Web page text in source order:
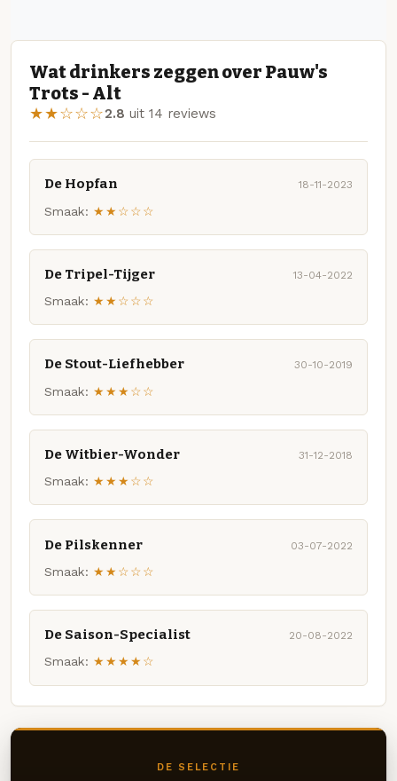
Wat drinkers zeggen over Pauw's
Trots - Alt
★★☆☆☆2.8 uit 14 reviews
De Hopfan 18-11-2023
Smaak: ★★☆☆☆
De Tripel-Tijger 13-04-2022
Smaak: ★★☆☆☆
De Stout-Liefhebber 30-10-2019
Smaak: ★★★☆☆
De Witbier-Wonder 31-12-2018
Smaak: ★★★☆☆
De Pilskenner 03-07-2022
Smaak: ★★☆☆☆
De Saison-Specialist 20-08-2022
Smaak: ★★★★☆
DE SELECTIE